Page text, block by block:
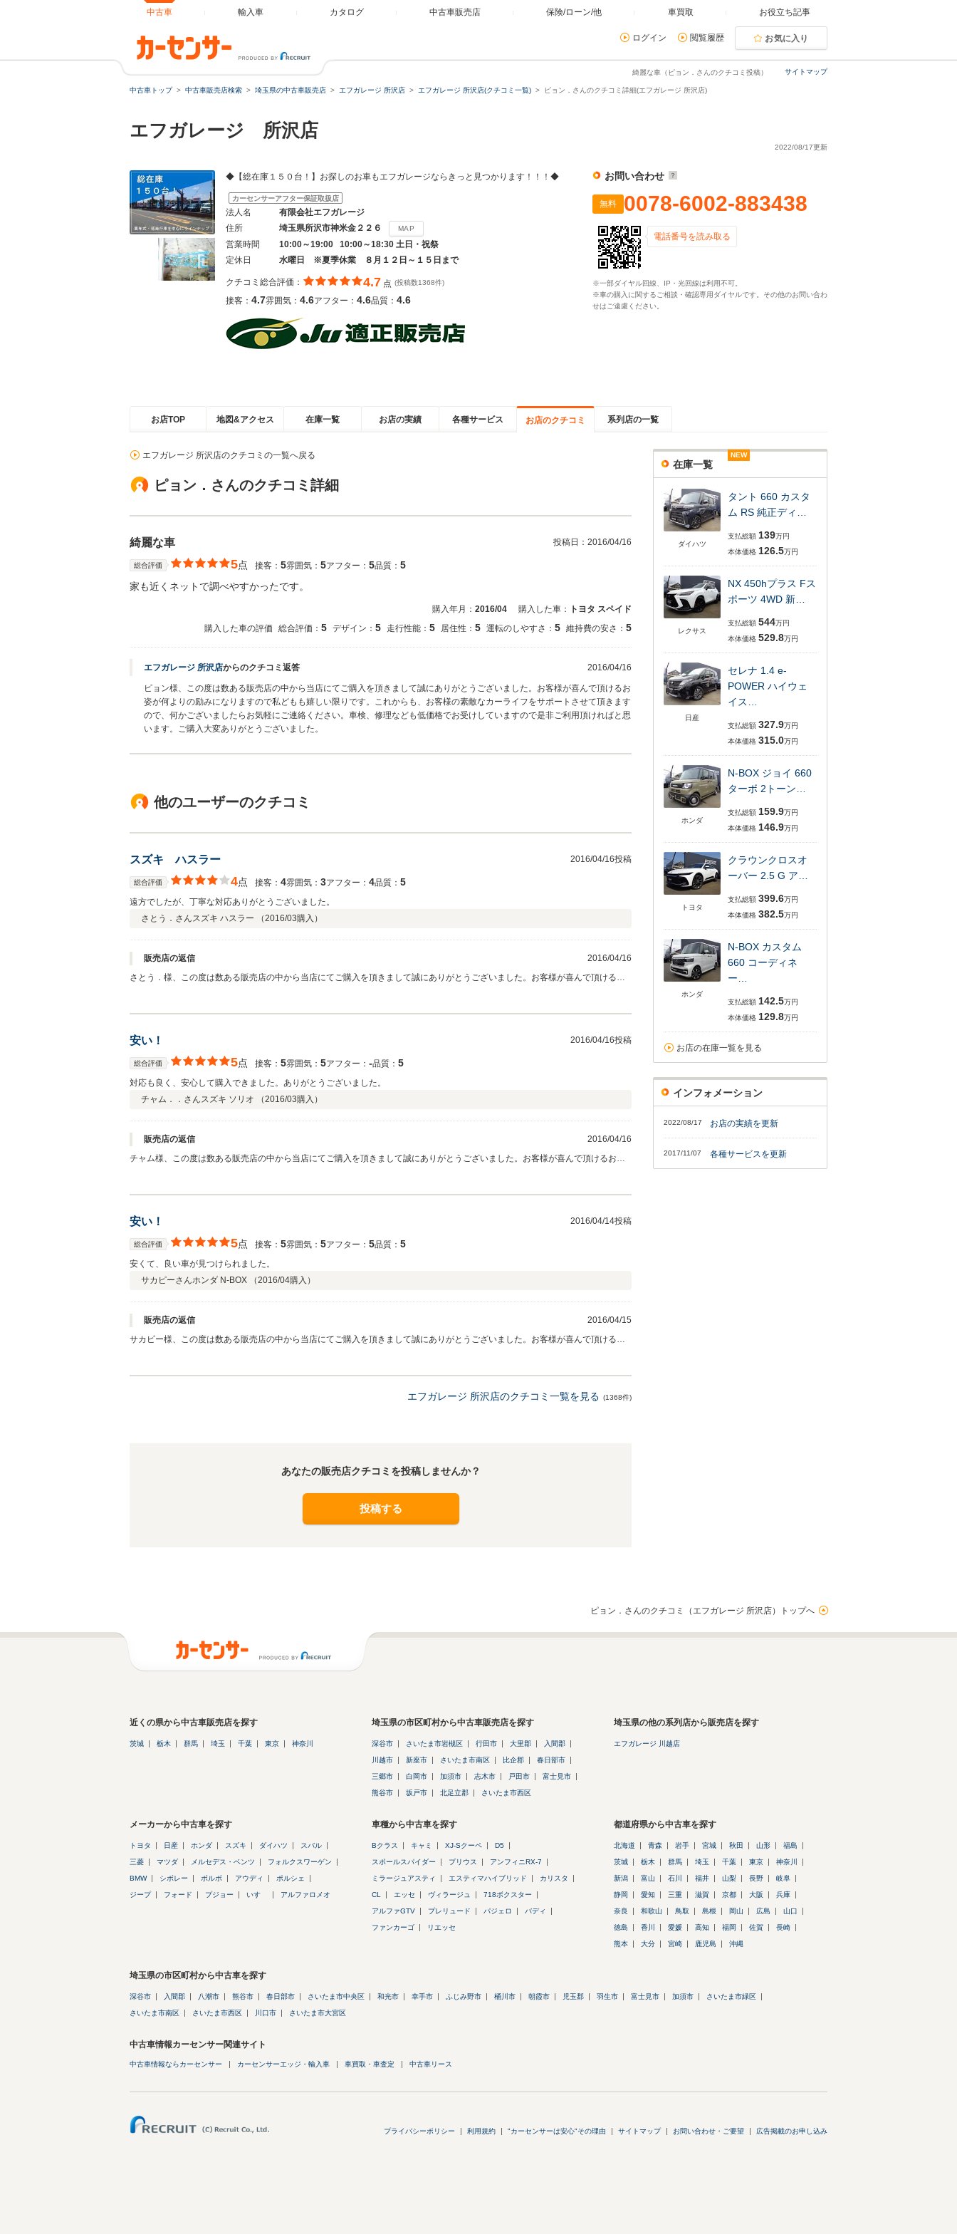
中古車 輸入車 カタログ 中古車販売店 保険/ローン/他 車買取 お役立ち記事
ログイン 閲覧履歴 お気に入り
サイトマップ
綺麗な車（ピョン．さんのクチコミ投稿）
中古車トップ 中古車販売店検索 埼玉県の中古車販売店 エフガレージ 所沢店 エフガレージ 所沢店(クチコミ一覧) ピョン．さんのクチコミ詳細(エフガレージ 所沢店)
エフガレージ 所沢店
2022/08/17更新
◆【総在庫１５０台！】お探しのお車もエフガレージならきっと見つかります！！！◆
カーセンサーアフター保証取扱店
法人名
有限会社エフガレージ
住所
埼玉県所沢市神米金２２６ MAP
営業時間
10:00～19:00 10:00～18:30 土日・祝祭
定休日
水曜日 ※夏季休業 ８月１２日～１５日まで
クチコミ総合評価： 4.7 点 (投稿数1368件)
接客： 4.7雰囲気： 4.6アフター： 4.6品質： 4.6
お問い合わせ
無料 0078-6002-883438
電話番号を読み取る
※一部ダイヤル回線、IP・光回線は利用不可。
※車の購入に関するご相談・確認専用ダイヤルです。その他のお問い合わ
せはご遠慮ください。
お店TOP 地図&アクセス 在庫一覧 お店の実績 各種サービス お店のクチコミ 系列店の一覧
エフガレージ 所沢店のクチコミの一覧へ戻る
ピョン．さんのクチコミ詳細
綺麗な車 投稿日： 2016/04/16
総合評価 5点 接客： 5雰囲気： 5アフター： 5品質： 5
家も近くネットで調べやすかったです。
購入年月： 2016/04 購入した車：
トヨタ スペイド
購入した車の評価
総合評価： 5 デザイン： 5 走行性能： 5 居住性： 5 運転のしやすさ： 5 維持費の安さ： 5
エフガレージ 所沢店からのクチコミ返答 2016/04/16
ピョン様、この度は数ある販売店の中から当店にてご購入を頂きまして誠にありがとうございました。お客様が喜んで頂けるお
姿が何よりの励みになりますので私どもも嬉しい限りです。これからも、お客様の素敵なカーライフをサポートさせて頂きます
ので、何かございましたらお気軽にご連絡ください。車検、修理なども低価格でお受けしていますので是非ご利用頂ければと思
います。ご購入大変ありがとうございました。
他のユーザーのクチコミ
スズキ ハスラー 2016/04/16投稿
総合評価 4点 接客： 4雰囲気： 3アフター： 4品質： 5
遠方でしたが、丁寧な対応ありがとうございました。
さとう．さんスズキ ハスラー （2016/03購入）
販売店の返信
2016/04/16
さとう．様、この度は数ある販売店の中から当店にてご購入を頂きまして誠にありがとうございました。お客様が喜んで頂けるお
安い！ 2016/04/16投稿
総合評価 5点 接客： 5雰囲気： 5アフター： ‐品質： 5
対応も良く、安心して購入できました。ありがとうございました。
チャム．．さんスズキ ソリオ （2016/03購入）
販売店の返信
2016/04/16
チャム様、この度は数ある販売店の中から当店にてご購入を頂きまして誠にありがとうございました。お客様が喜んで頂けるお姿
安い！ 2016/04/14投稿
総合評価 5点 接客： 5雰囲気： 5アフター： 5品質： 5
安くて、良い車が見つけられました。
サカピーさんホンダ N-BOX （2016/04購入）
販売店の返信
2016/04/15
サカピー様、この度は数ある販売店の中から当店にてご購入を頂きまして誠にありがとうございました。お客様が喜んで頂けるお
エフガレージ 所沢店のクチコミ一覧を見る (1368件)
あなたの販売店クチコミを投稿しませんか？
投稿する
在庫一覧
ダイハツ
NEW
タント 660 カスタ
ム RS 純正ディ…
支払総額 139万円
本体価格 126.5万円
レクサス
NEW
NX 450hプラス Fス
ポーツ 4WD 新…
支払総額 544万円
本体価格 529.8万円
日産
NEW
セレナ 1.4 e-
POWER ハイウェ
イス…
支払総額 327.9万円
本体価格 315.0万円
ホンダ
NEW
N-BOX ジョイ 660
ターボ 2トーン…
支払総額 159.9万円
本体価格 146.9万円
トヨタ
NEW
クラウンクロスオ
ーバー 2.5 G ア…
支払総額 399.6万円
本体価格 382.5万円
ホンダ
N-BOX カスタム
660 コーディネ
ー…
支払総額 142.5万円
本体価格 129.8万円
お店の在庫一覧を見る
インフォメーション
2022/08/17 お店の実績を更新
2017/11/07 各種サービスを更新
ピョン．さんのクチコミ（エフガレージ 所沢店）トップへ
近くの県から中古車販売店を探す
茨城 栃木 群馬 埼玉 千葉 東京 神奈川
埼玉県の市区町村から中古車販売店を探す
深谷市 さいたま市岩槻区 行田市 大里郡 入間郡
川越市 新座市 さいたま市南区 比企郡 春日部市
三郷市 白岡市 加須市 志木市 戸田市 富士見市
熊谷市 坂戸市 北足立郡 さいたま市西区
埼玉県の他の系列店から販売店を探す
エフガレージ 川越店
メーカーから中古車を探す
トヨタ 日産 ホンダ スズキ ダイハツ スバル
三菱 マツダ メルセデス・ベンツ フォルクスワーゲン
BMW シボレー ボルボ アウディ ポルシェ
ジープ フォード プジョー いすゞ アルファロメオ
車種から中古車を探す
Bクラス キャミ XJ-Sクーペ D5
スポールスパイダー プリウス アンフィニRX-7
ミラージュアスティ エスティマハイブリッド カリスタ
CL エッセ ヴィラージュ 718ボクスター
アルファGTV プレリュード パジェロ バディ
ファンカーゴ リエッセ
都道府県から中古車を探す
北海道 青森 岩手 宮城 秋田 山形 福島
茨城 栃木 群馬 埼玉 千葉 東京 神奈川
新潟 富山 石川 福井 山梨 長野 岐阜
静岡 愛知 三重 滋賀 京都 大阪 兵庫
奈良 和歌山 鳥取 島根 岡山 広島 山口
徳島 香川 愛媛 高知 福岡 佐賀 長崎
熊本 大分 宮崎 鹿児島 沖縄
埼玉県の市区町村から中古車を探す
深谷市 入間郡 八潮市 熊谷市 春日部市 さいたま市中央区 和光市 幸手市 ふじみ野市 桶川市 朝霞市 児玉郡 羽生市 富士見市 加須市 さいたま市緑区
さいたま市南区 さいたま市西区 川口市 さいたま市大宮区
中古車情報カーセンサー関連サイト
中古車情報ならカーセンサー カーセンサーエッジ・輸入車 車買取・車査定 中古車リース
プライバシーポリシー 利用規約 "カーセンサーは安心"その理由 サイトマップ お問い合わせ・ご要望 広告掲載のお申し込み